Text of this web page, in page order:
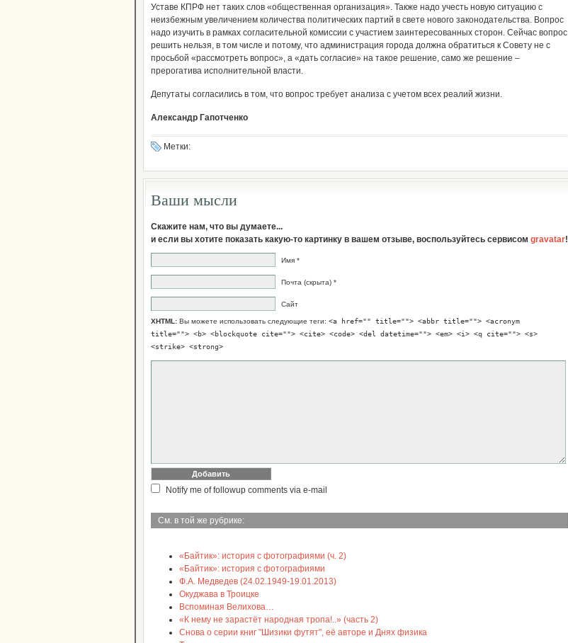
Уставе КПРФ нет таких слов «общественная организация». Также надо учесть новую ситуацию с
неизбежным увеличением количества политических партий в свете нового законодательства. Вопрос
надо изучить в рамках согласительной комиссии с участием заинтересованных сторон. Сейчас вопрос
решить нельзя, в том числе и потому, что администрация города должна обратиться к Совету не с
просьбой «рассмотреть вопрос», а «дать согласие» на такое решение, само же решение –
прерогатива исполнительной власти.
Депутаты согласились в том, что вопрос требует анализа с учетом всех реалий жизни.
Александр Гапотченко
Метки:
Ваши мысли
Скажите нам, что вы думаете...
и если вы хотите показать какую-то картинку в вашем отзыве, воспользуйтесь сервисом gravatar!
Имя *
Почта (скрыта) *
Сайт
XHTML: Вы можете использовать следующие теги: <a href="" title=""> <abbr title=""> <acronym
title=""> <b> <blockquote cite=""> <cite> <code> <del datetime=""> <em> <i> <q cite=""> <s>
<strike> <strong>
Notify me of followup comments via e-mail
См. в той же рубрике:
«Байтик»: история с фотографиями (ч. 2)
«Байтик»: история с фотографиями
Ф.А. Медведев (24.02.1949-19.01.2013)
Окуджава в Троицке
Вспоминая Велихова…
«К нему не зарастёт народная тропа!..» (часть 2)
Снова о серии книг "Шизики футят", её авторе и Днях физика